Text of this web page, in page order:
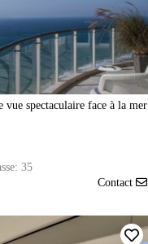
vue spectaculaire face à la mer
35
Contact